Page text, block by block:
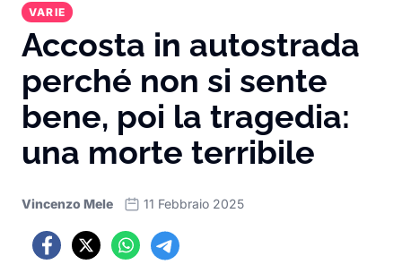
VARIE
Accosta in autostrada
perché non si sente
bene, poi la tragedia:
una morte terribile
Vincenzo Mele 11 Febbraio 2025